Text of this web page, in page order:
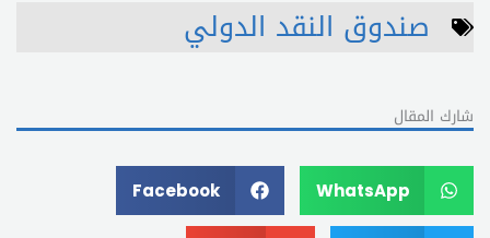
صندوق النقد الدولي
شارك المقال
WhatsApp
Facebook